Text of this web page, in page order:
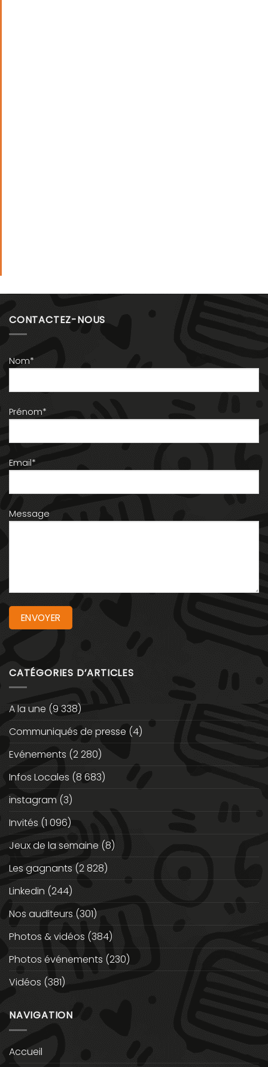
CONTACTEZ-NOUS
Nom*
Prénom*
Email*
Message
CATÉGORIES D’ARTICLES
A la une (9 338)
Communiqués de presse (4)
Evénements (2 280)
Infos Locales (8 683)
instagram (3)
Invités (1 096)
Jeux de la semaine (8)
Les gagnants (2 828)
Linkedin (244)
Nos auditeurs (301)
Photos & vidéos (384)
Photos événements (230)
Vidéos (381)
NAVIGATION
Accueil